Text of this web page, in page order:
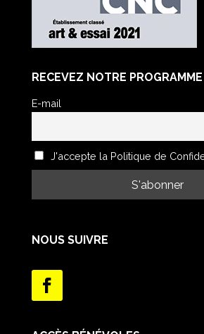
RECEVEZ NOTRE PROGRAMME
E-mail
J'accepte la Politique de
NOUS SUIVRE